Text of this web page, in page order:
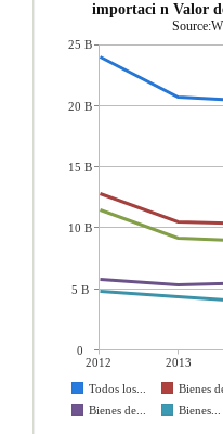
importaci n Valor
2012 2013
Todos los...
Bienes
Bienes de...
Bienes...
25 B
20 B
15 B
10 B
5 B
0